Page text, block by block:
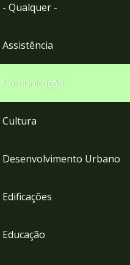
- Qualquer -
Assistência
Comunicação
Cultura
Desenvolvimento Urbano
Edificações
Educação